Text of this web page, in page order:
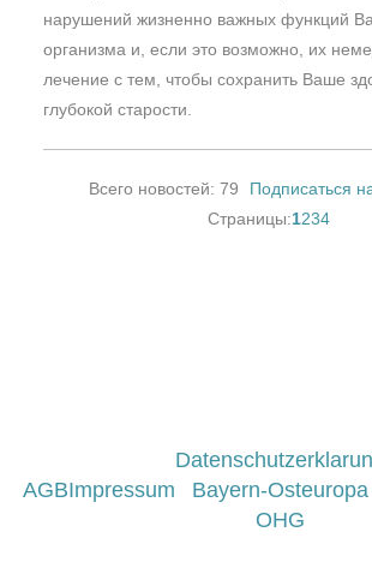
нарушений жизненно важных функций
организма и, если это возможно, их
лечение с тем, чтобы сохранить Ваше
глубокой старости.
Всего новостей: 79
Подписаться
Страницы:Текущая
1Страница
234
AGBImpressum
Bayern-Osteuropa
OHG